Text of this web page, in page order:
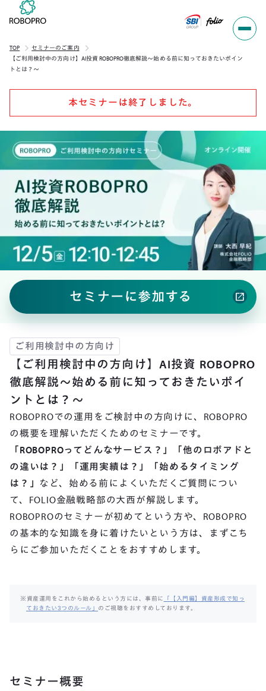
TOP
セミナーのご案内
【ご利用検討中の方向け】AI投資 ROBOPRO徹底解説～始める前に知っておきたいポイン
トとは？～
本セミナーは終了しました。
セミナーに参加する open_in_new
ご利用検討中の方向け
【ご利用検討中の方向け】AI投資 ROBOPRO
徹底解説～始める前に知っておきたいポイ
ントとは？～
ROBOPROでの運用をご検討中の方向けに、ROBOPRO
の概要を理解いただくためのセミナーです。
「ROBOPROってどんなサービス？」「他のロボアドと
の違いは？」「運用実績は？」「始めるタイミング
は？」 など、始める前によくいただくご質問につい
て、FOLIO金融戦略部の大西が解説します。
ROBOPROのセミナーが初めてという方や、ROBOPRO
の基本的な知識を身に着けたいという方は、まずこち
らにご参加いただくことをおすすめします。
※資産運用をこれから始めるという方には、事前に
「【入門編】資産形成で知っ
ておきたい3つのルール」 のご視聴をおすすめしております。
セミナー概要